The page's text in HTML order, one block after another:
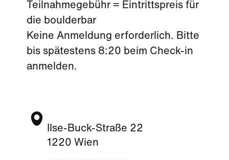
Ilse-Buck-Straße 22
1220 Wien
Teilnahmegebühr = Eintrittspreis für
die boulderbar
Keine Anmeldung erforderlich. Bitte
bis spätestens 8:20 beim Check-in
anmelden.